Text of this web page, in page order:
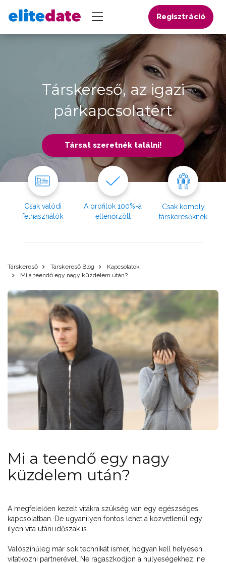
Regisztráció
Társkereső, az igazi
párkapcsolatért
Társat szeretnék találni!
Csak valódi
felhasználók
A profilok 100%-a
ellenőrzött
Csak komoly
társkeresőknek
Társkereső Társkereső Blog
Kapcsolatok
Mi a teendő egy nagy küzdelem után?
Mi a teendő egy nagy
küzdelem után?
A megfelelően kezelt vitákra szükség van egy egészséges
kapcsolatban. De ugyanilyen fontos lehet a közvetlenül egy
ilyen vita utáni időszak is.
Valószínűleg már sok technikát ismer, hogyan kell helyesen
vitatkozni partnerével. Ne ragaszkodjon a hülyeségekhez, ne